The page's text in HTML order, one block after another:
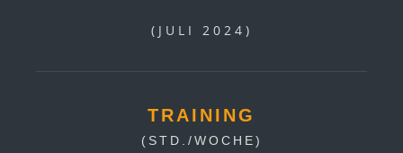
(JULI 2024)
TRAINING
(STD./WOCHE)